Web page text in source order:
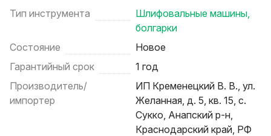
Тип инструмента
Шлифовальные машины,
болгарки
Состояние
Новое
Гарантийный срок
1 год
Производитель/
импортер
ИП Кременецкий В. В., ул.
Желанная, д. 5, кв. 15, с.
Сукко, Анапский р-н,
Краснодарский край, РФ